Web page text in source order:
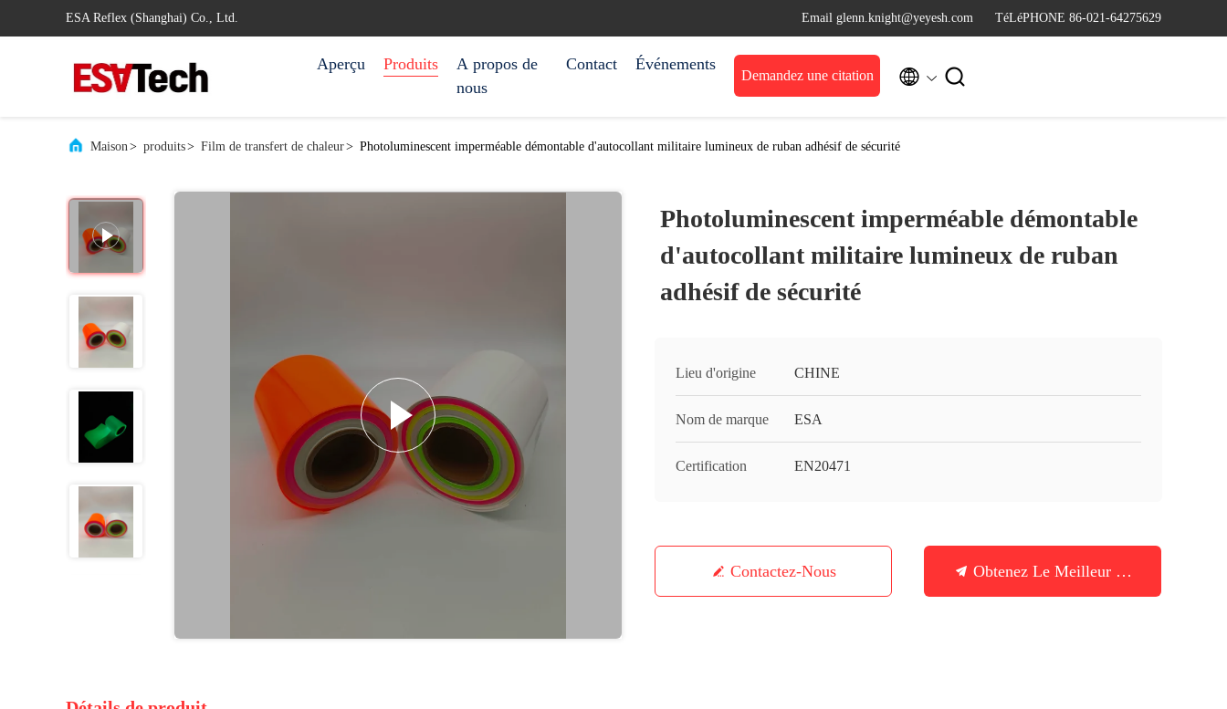
ESA Reflex (Shanghai) Co., Ltd. Email glenn.knight@yeyesh.com TéLéPHONE 86-021-64275629
Aperçu Produits
A propos de
nous
Contact Événements
Demandez une citation  
Maison> produits> Film de transfert de chaleur> Photoluminescent imperméable démontable d'autocollant militaire lumineux de ruban adhésif de sécurité
Photoluminescent imperméable démontable
d'autocollant militaire lumineux de ruban
adhésif de sécurité
Lieu d'origine CHINE
Nom de marque ESA
Certification EN20471
Contactez-Nous Obtenez Le Meilleur Prix